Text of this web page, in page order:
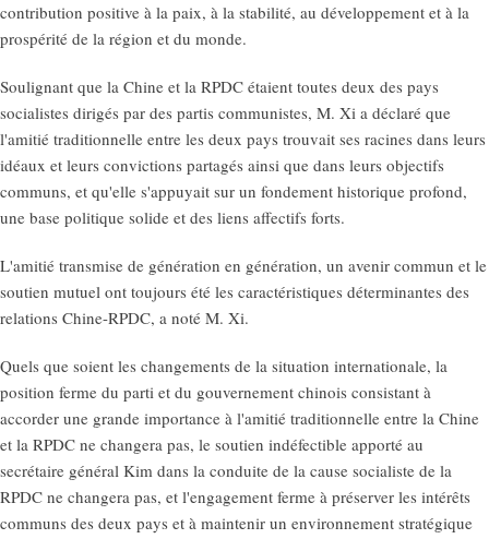
contribution positive à la paix, à la stabilité, au développement et à la
prospérité de la région et du monde.
Soulignant que la Chine et la RPDC étaient toutes deux des pays
socialistes dirigés par des partis communistes, M. Xi a déclaré que
l'amitié traditionnelle entre les deux pays trouvait ses racines dans leurs
idéaux et leurs convictions partagés ainsi que dans leurs objectifs
communs, et qu'elle s'appuyait sur un fondement historique profond,
une base politique solide et des liens affectifs forts.
L'amitié transmise de génération en génération, un avenir commun et le
soutien mutuel ont toujours été les caractéristiques déterminantes des
relations Chine-RPDC, a noté M. Xi.
Quels que soient les changements de la situation internationale, la
position ferme du parti et du gouvernement chinois consistant à
accorder une grande importance à l'amitié traditionnelle entre la Chine
et la RPDC ne changera pas, le soutien indéfectible apporté au
secrétaire général Kim dans la conduite de la cause socialiste de la
RPDC ne changera pas, et l'engagement ferme à préserver les intérêts
communs des deux pays et à maintenir un environnement stratégique